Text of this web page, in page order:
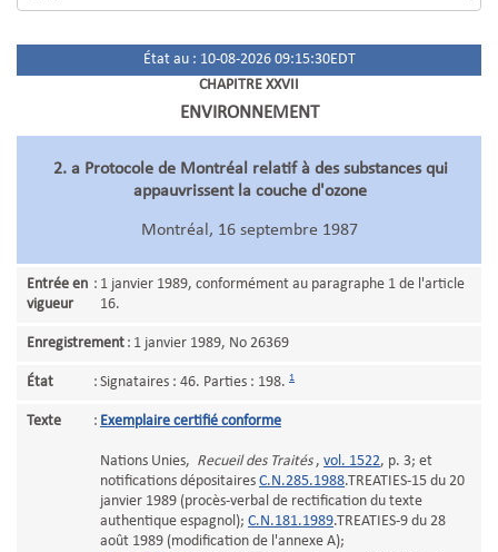
PDF
État au : 10-08-2026 09:15:30EDT
CHAPITRE XXVII
ENVIRONNEMENT
2. a Protocole de Montréal relatif à des substances qui
appauvrissent la couche d'ozone
Montréal, 16 septembre 1987
Entrée en
vigueur
: 1 janvier 1989, conformément au paragraphe 1 de l'article
16.
Enregistrement : 1 janvier 1989, No 26369
État : Signataires : 46. Parties : 198. 1
Texte : Exemplaire certifié conforme
Nations Unies, Recueil des Traités, vol. 1522, p. 3; et
notifications dépositaires C.N.285.1988.TREATIES-15 du 20
janvier 1989 (procès-verbal de rectification du texte
authentique espagnol); C.N.181.1989.TREATIES-9 du 28
août 1989 (modification de l'annexe A);